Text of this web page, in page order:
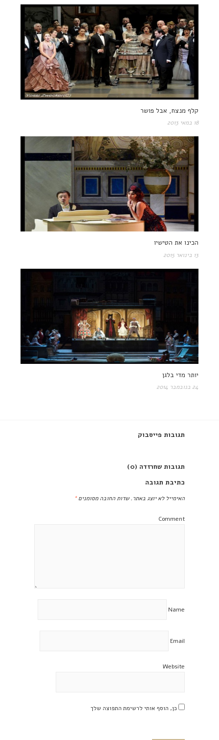
קלף מנצח, אבל פושר
18 במאי 2013
הכינו את הטישיו
13 בינואר 2015
יותר מדי בלגן
24 בנובמבר 2014
תגובות פייסבוק
תגובות שחרזדה (0)
כתיבת תגובה
האימייל לא יוצג באתר. שדות החובה מסומנים*
Comment
Name
Email
Website
כן, הוסף אותי לרשימת התפוצה שלך